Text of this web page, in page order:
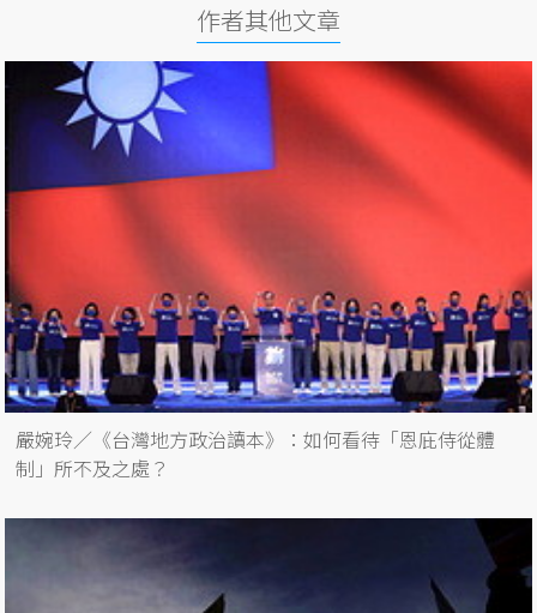
作者其他文章
嚴婉玲／《台灣地方政治讀本》：如何看待「恩庇侍從體
制」所不及之處？